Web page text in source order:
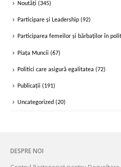
Noutăți (345)
Participare și Leadership (92)
Participarea femeilor și bărbaților în
Piața Muncii (67)
Politici care asigură egalitatea (72)
Publicații (191)
Uncategorized (20)
DESPRE NOI